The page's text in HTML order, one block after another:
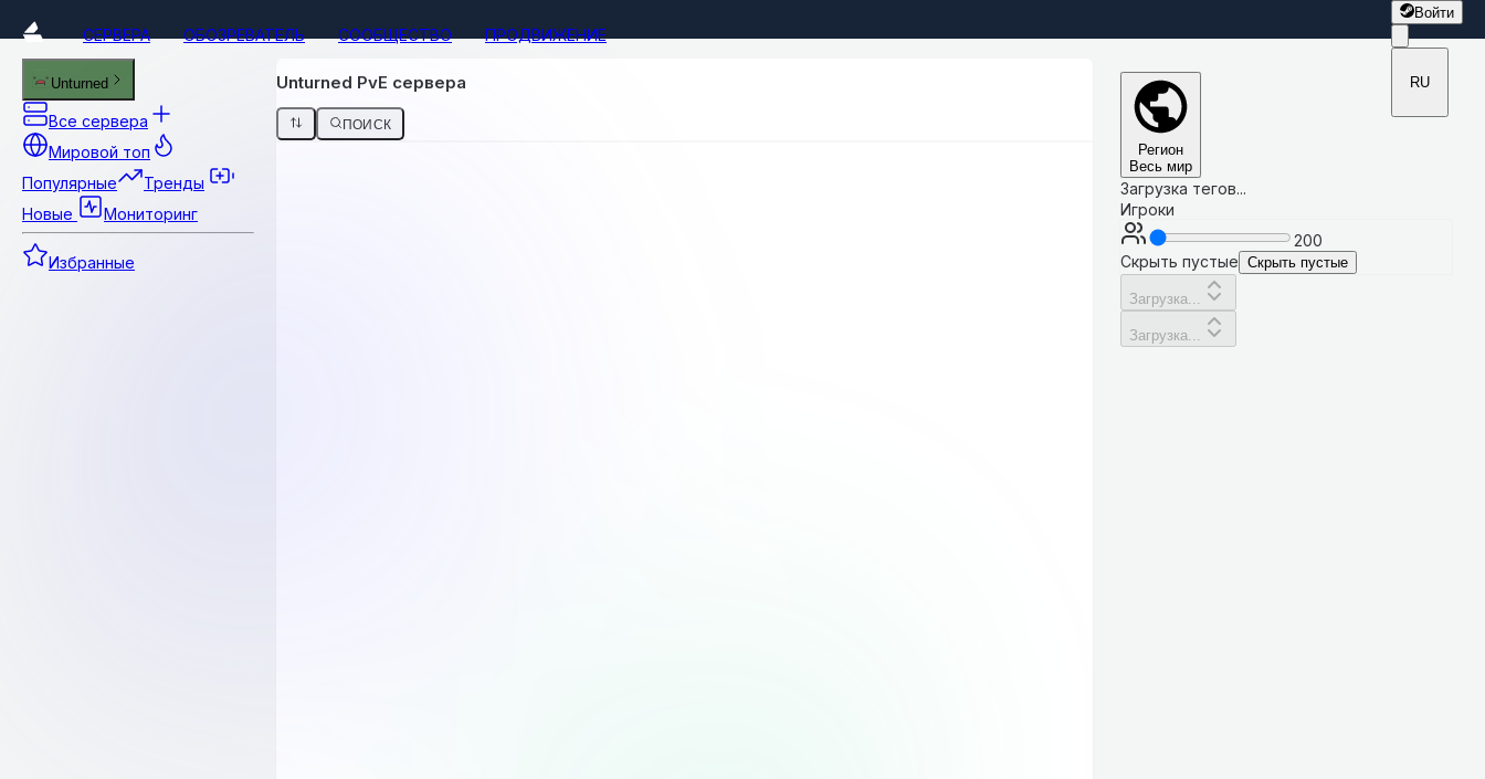
СЕРВЕРА ОБОЗРЕВАТЕЛЬ СООБЩЕСТВО ПРОДВИЖЕНИЕ
Войти
RU
Unturned
Все сервера
Мировой топ
Популярные
Тренды
Новые
Мониторинг
Избранные
Unturned PvE сервера
ПОИСК
Регион
Весь мир
Загрузка тегов...
Игроки
200
Скрыть пустые Скрыть пустые
Загрузка...
Загрузка...